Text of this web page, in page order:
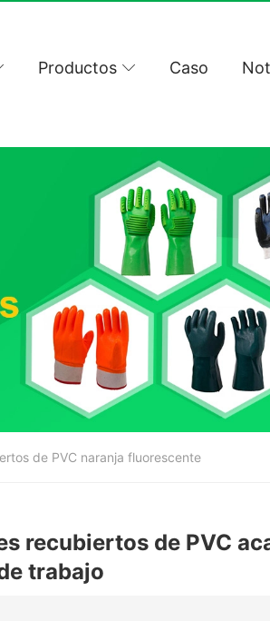
Productos Caso
de PVC naranja fluorescente
recubiertos de PVC
trabajo